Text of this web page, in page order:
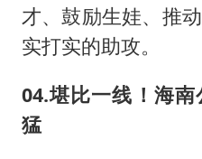
才、鼓励生娃、推
实打实的助攻。
04.堪比一线！海
猛